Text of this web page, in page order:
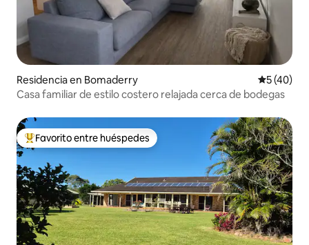
Residencia en Bomaderry
5 (40)
Casa familiar de estilo costero relajada cerca de bodegas
De los mejores en Favorito entre huéspedes
Favorito entre huéspedes